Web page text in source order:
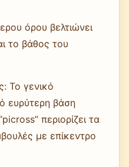
όρου βελτιώνει
το βάθος του
Το γενικό
ευρύτερη βάση
περιορίζει τα
με επίκεντρο